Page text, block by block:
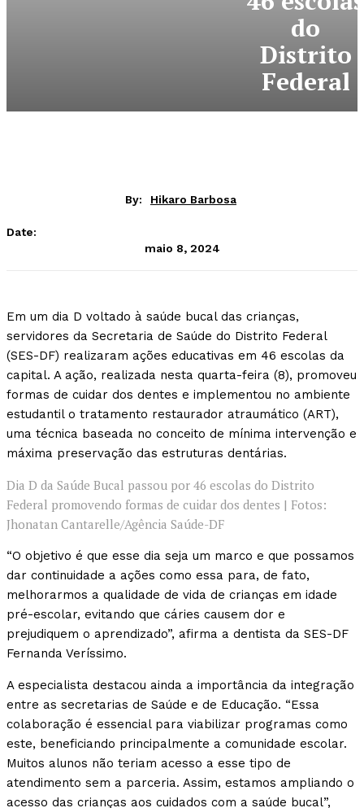
do
Distrito
Federal
By: Hikaro Barbosa
Date:
maio 8, 2024
Em um dia D voltado à saúde bucal das crianças,
servidores da Secretaria de Saúde do Distrito Federal
(SES-DF) realizaram ações educativas em 46 escolas da
capital. A ação, realizada nesta quarta-feira (8), promoveu
formas de cuidar dos dentes e implementou no ambiente
estudantil o tratamento restaurador atraumático (ART),
uma técnica baseada no conceito de mínima intervenção e
máxima preservação das estruturas dentárias.
Dia D da Saúde Bucal passou por 46 escolas do Distrito
Federal promovendo formas de cuidar dos dentes | Fotos:
Jhonatan Cantarelle/Agência Saúde-DF
“O objetivo é que esse dia seja um marco e que possamos
dar continuidade a ações como essa para, de fato,
melhorarmos a qualidade de vida de crianças em idade
pré-escolar, evitando que cáries causem dor e
prejudiquem o aprendizado”, afirma a dentista da SES-DF
Fernanda Veríssimo.
A especialista destacou ainda a importância da integração
entre as secretarias de Saúde e de Educação. “Essa
colaboração é essencial para viabilizar programas como
este, beneficiando principalmente a comunidade escolar.
Muitos alunos não teriam acesso a esse tipo de
atendimento sem a parceria. Assim, estamos ampliando o
acesso das crianças aos cuidados com a saúde bucal”,